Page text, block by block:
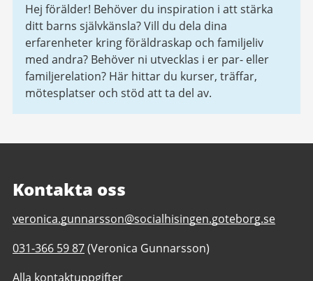
Hej förälder! Behöver du inspiration i att stärka
ditt barns självkänsla? Vill du dela dina
erfarenheter kring föräldraskap och familjeliv
med andra? Behöver ni utvecklas i er par- eller
familjerelation? Här hittar du kurser, träffar,
mötesplatser och stöd att ta del av.
Kontakta oss
E-
till
Familjecentralsliknande
veronica.gunnarsson@socialhisingen.goteborg.se
Telefonnummer
031-366 59 87(Veronica Gunnarsson)
Alla kontaktuppgifter